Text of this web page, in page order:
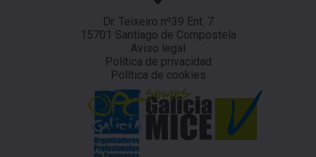
Dr. Teixeiro nº39 Ent. 7
15701 Santiago de Compostela
Aviso legal
Política de privacidad
Política de cookies